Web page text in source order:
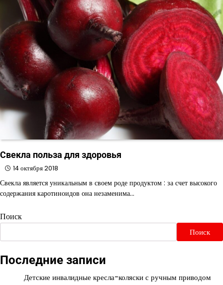
Свекла польза для здоровья
14 октября 2018
Свекла является уникальным в своем роде продуктом : за счет высокого
содержания каротиноидов она незаменима…
Поиск
Поиск
Последние записи
Детские инвалидные кресла-коляски с ручным приводом